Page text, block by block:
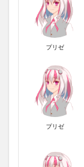
プリゼ
プリゼ